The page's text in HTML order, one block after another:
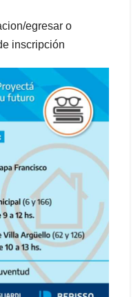
egresar o
inscripción